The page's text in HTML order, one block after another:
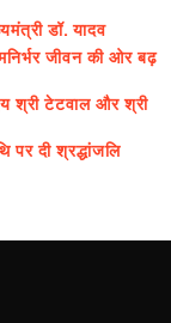
डॉ. यादव
जीवन की ओर बढ़
श्री टेटवाल और श्री
पर दी श्रद्धांजलि